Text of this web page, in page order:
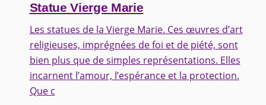
Statue Vierge Marie
Les statues de la Vierge Marie. Ces œuvres d’art
religieuses, imprégnées de foi et de piété, sont
bien plus que de simples représentations. Elles
incarnent l’amour, l’espérance et la protection.
Que c